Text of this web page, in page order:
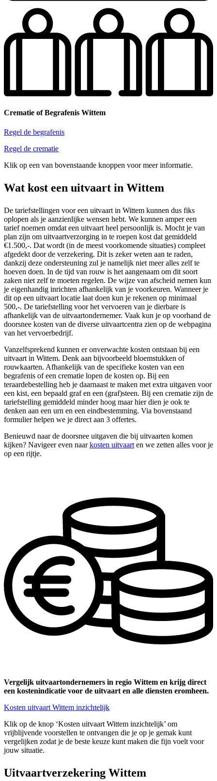
Crematie of Begrafenis Wittem
Regel de begrafenis
Regel de crematie
Klik op een van bovenstaande knoppen voor meer informatie.
Wat kost een uitvaart in Wittem
De tariefstellingen voor een uitvaart in Wittem kunnen dus fiks
oplopen als je aanzienlijke wensen hebt. We kunnen amper een
tarief noemen omdat een uitvaart heel persoonlijk is. Mocht je van
plan zijn om uitvaartverzorging in te roepen kost dat gemiddeld
€1.500,-. Dat wordt (in de meest voorkomende situaties) compleet
afgedekt door de verzekering. Dit is zeker weten aan te raden,
dankzij deze ondersteuning zul je namelijk niet meer alles zelf te
hoeven doen. In de tijd van rouw is het aangenaam om dit soort
zaken niet zelf te moeten regelen. De wijze van afscheid nemen kun
je eigenhandig inrichten afhankelijk van je voorkeuren. Wanneer je
dit op een uitvaart locatie laat doen kun je rekenen op minimaal
500,-. De tariefstelling voor het vervoeren van je dierbare is
afhankelijk van de uitvaartondernemer. Vaak kun je op voorhand de
doorsnee kosten van de diverse uitvaartcentra zien op de webpagina
van het vervoerbedrijf.
Vanzelfsprekend kunnen er onverwachte kosten ontstaan bij een
uitvaart in Wittem. Denk aan bijvoorbeeld bloemstukken of
rouwkaarten. Afhankelijk van de specifieke kosten van een
begrafenis of een crematie lopen de kosten op. Bij een
teraardebestelling heb je daarnaast te maken met extra uitgaven voor
een kist, een bepaald graf en een (graf)steen. Bij een crematie zijn de
tariefstelling gemiddeld minder hoog maar hier dien je ook te
denken aan een urn en een eindbestemming. Via bovenstaand
formulier helpen we je direct aan 3 offertes.
Benieuwd naar de doorsnee uitgaven die bij uitvaarten komen
kijken? Navigeer even naarkosten uitvaart en we zetten alles voor je
op een rijtje.
Vergelijk uitvaartondernemers in regio Wittem en krijg direct
een kostenindicatie voor de uitvaart en alle diensten eromheen.
Kosten uitvaart Wittem inzichtelijk
Klik op de knop ‘Kosten uitvaart Wittem inzichtelijk’ om
vrijblijvende voorstellen te ontvangen die je op je gemak kunt
vergelijken zodat je de beste keuze kunt maken die fijn voelt voor
jouw situatie.
Uitvaartverzekering Wittem